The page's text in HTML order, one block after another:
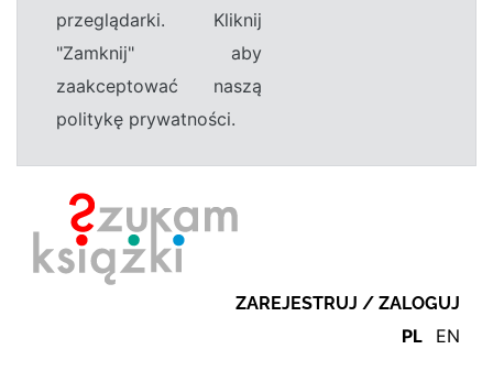
przeglądarki. Kliknij
"Zamknij" aby
zaakceptować naszą
politykę prywatności.
ZAREJESTRUJ / ZALOGUJ
PL EN